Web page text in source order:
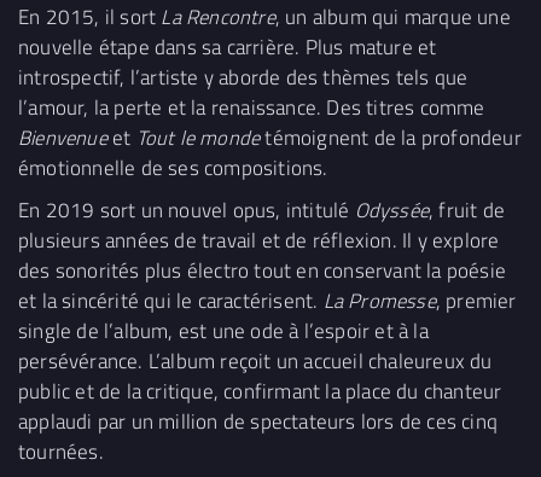
En 2015, il sort La Rencontre, un album qui marque une
nouvelle étape dans sa carrière. Plus mature et
introspectif, l’artiste y aborde des thèmes tels que
l’amour, la perte et la renaissance. Des titres comme
Bienvenueet Tout le mondetémoignent de la profondeur
émotionnelle de ses compositions.
En 2019 sort un nouvel opus, intitulé Odyssée, fruit de
plusieurs années de travail et de réflexion. Il y explore
des sonorités plus électro tout en conservant la poésie
et la sincérité qui le caractérisent. La Promesse, premier
single de l’album, est une ode à l’espoir et à la
persévérance. L’album reçoit un accueil chaleureux du
public et de la critique, confirmant la place du chanteur
applaudi par un million de spectateurs lors de ces cinq
tournées.